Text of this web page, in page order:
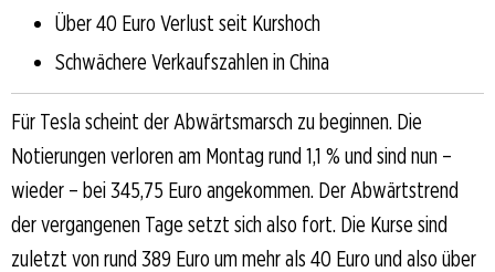
Über 40 Euro Verlust seit Kurshoch
Schwächere Verkaufszahlen in China
Für Tesla scheint der Abwärtsmarsch zu beginnen. Die
Notierungen verloren am Montag rund 1,1 % und sind nun –
wieder – bei 345,75 Euro angekommen. Der Abwärtstrend
der vergangenen Tage setzt sich also fort. Die Kurse sind
zuletzt von rund 389 Euro um mehr als 40 Euro und also über